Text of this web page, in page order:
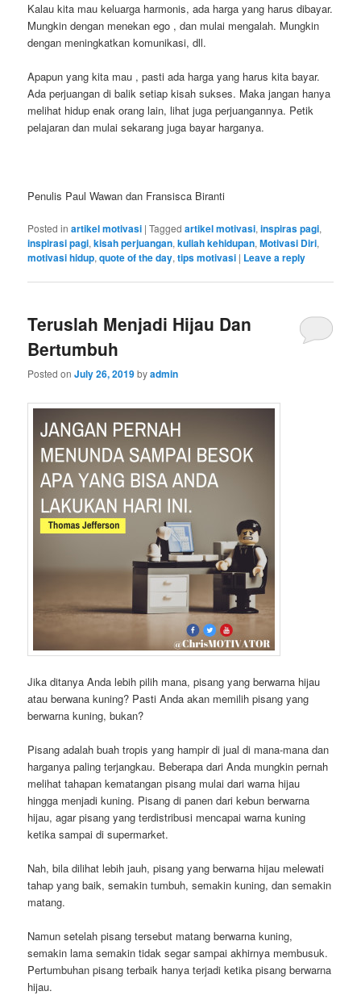
Kalau kita mau keluarga harmonis, ada harga yang harus dibayar.
Mungkin dengan menekan ego , dan mulai mengalah. Mungkin
dengan meningkatkan komunikasi, dll.
Apapun yang kita mau , pasti ada harga yang harus kita bayar.
Ada perjuangan di balik setiap kisah sukses. Maka jangan hanya
melihat hidup enak orang lain, lihat juga perjuangannya. Petik
pelajaran dan mulai sekarang juga bayar harganya.
Penulis Paul Wawan dan Fransisca Biranti
Posted in artikel motivasi |Tagged artikel motivasi,inspiras pagi,
inspirasi pagi,kisah perjuangan,kuliah kehidupan,Motivasi Diri,
motivasi hidup,quote of the day,tips motivasi | Leave a reply
Teruslah Menjadi Hijau Dan
Bertumbuh
Posted onJuly 26, 2019byadmin
Jika ditanya Anda lebih pilih mana, pisang yang berwarna hijau
atau berwana kuning? Pasti Anda akan memilih pisang yang
berwarna kuning, bukan?
Pisang adalah buah tropis yang hampir di jual di mana-mana dan
harganya paling terjangkau. Beberapa dari Anda mungkin pernah
melihat tahapan kematangan pisang mulai dari warna hijau
hingga menjadi kuning. Pisang di panen dari kebun berwarna
hijau, agar pisang yang terdistribusi mencapai warna kuning
ketika sampai di supermarket.
Nah, bila dilihat lebih jauh, pisang yang berwarna hijau melewati
tahap yang baik, semakin tumbuh, semakin kuning, dan semakin
matang.
Namun setelah pisang tersebut matang berwarna kuning,
semakin lama semakin tidak segar sampai akhirnya membusuk.
Pertumbuhan pisang terbaik hanya terjadi ketika pisang berwarna
hijau.